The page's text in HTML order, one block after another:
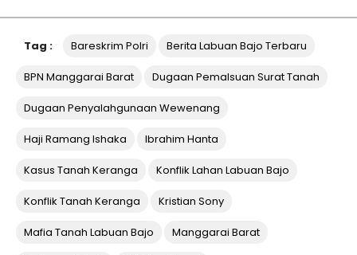
Tag : Bareskrim Polri Berita Labuan Bajo Terbaru
BPN Manggarai Barat Dugaan Pemalsuan Surat Tanah
Dugaan Penyalahgunaan Wewenang
Haji Ramang Ishaka Ibrahim Hanta
Kasus Tanah Keranga Konflik Lahan Labuan Bajo
Konflik Tanah Keranga Kristian Sony
Mafia Tanah Labuan Bajo Manggarai Barat